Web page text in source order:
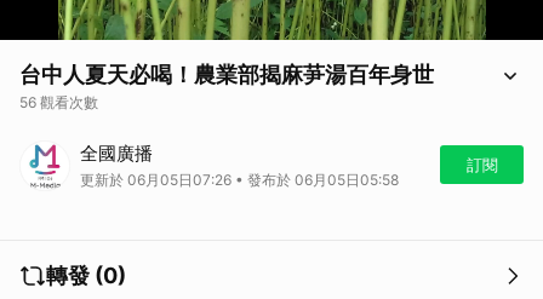
台中人夏天必喝！農業部揭麻芛湯百年身世
56 觀看次數
全國廣播
更新於 06月05日07:26 • 發布於 06月05日05:58
訂閱
轉發 (0)